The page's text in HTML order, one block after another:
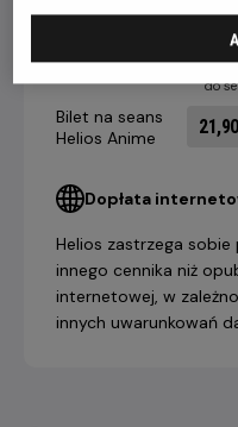
14
do
Bilet na seans
Helios Anime
Dopłata
Helios zastrzega
innego cennika niż
internetowej, w
innych uwarunkowań